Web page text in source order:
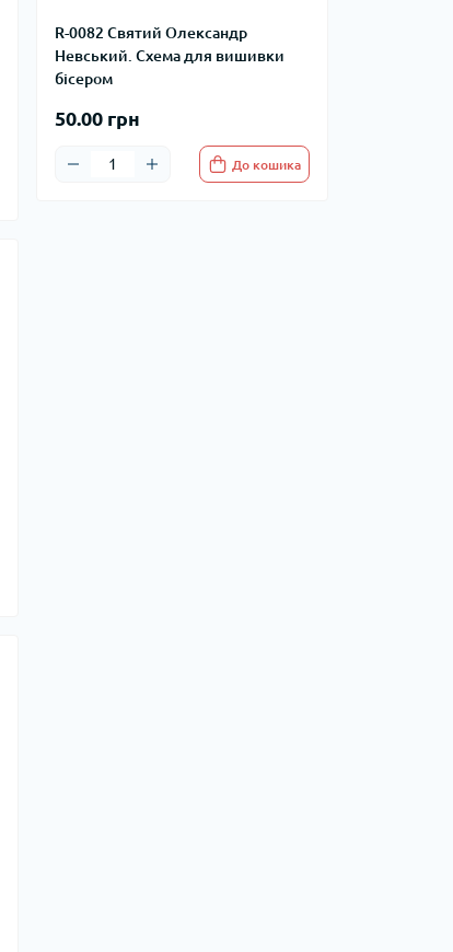
R-0082 Святий Олександр
Невський. Схема для вишивки
бісером
50.00 грн
До кошика